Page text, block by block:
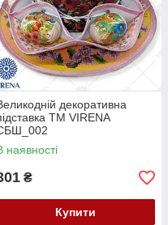
декоративна
ТМ VIRENA
наявності
₴
Купити